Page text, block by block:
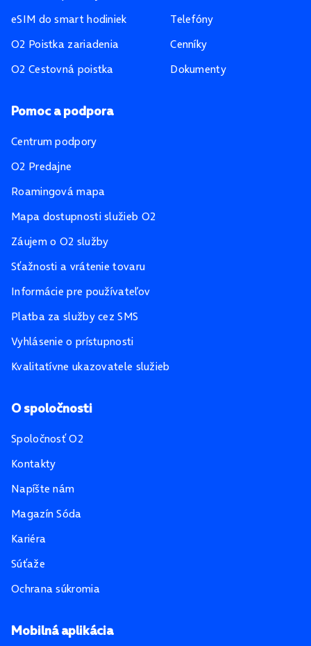
Mobilná aplikácia
eSIM do smart hodiniek
O2 Poistka zariadenia
O2 Cestovná poistka
Telefóny
Cenníky
Dokumenty
Pomoc a podpora
Centrum podpory
O2 Predajne
Roamingová mapa
Mapa dostupnosti služieb O2
Záujem o O2 služby
Sťažnosti a vrátenie tovaru
Informácie pre používateľov
Platba za služby cez SMS
Vyhlásenie o prístupnosti
Kvalitatívne ukazovatele služieb
O spoločnosti
Spoločnosť O2
Kontakty
Napíšte nám
Magazín Sóda
Kariéra
Súťaže
Ochrana súkromia